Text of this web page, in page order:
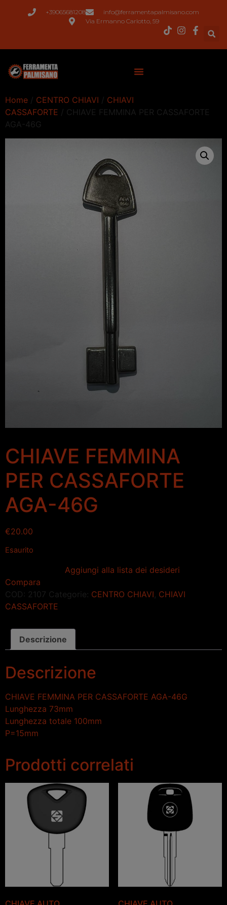
+39065681208
info@ferramentapalmisano.com
Via Ermanno Carlotto, 59
Home / CENTRO CHIAVI / CHIAVI
CASSAFORTE / CHIAVE FEMMINA PER CASSAFORTE
AGA-46G
CHIAVE FEMMINA
PER CASSAFORTE
AGA-46G
€20.00
Esaurito
Aggiungi alla lista dei desideri
Compara
COD: 2107 Categorie: CENTRO CHIAVI CHIAVI
CASSAFORTE
Descrizione
Descrizione
CHIAVE FEMMINA PER CASSAFORTE AGA-46G
Lunghezza 73mm
Lunghezza totale 100mm
P=15mm
Prodotti correlati